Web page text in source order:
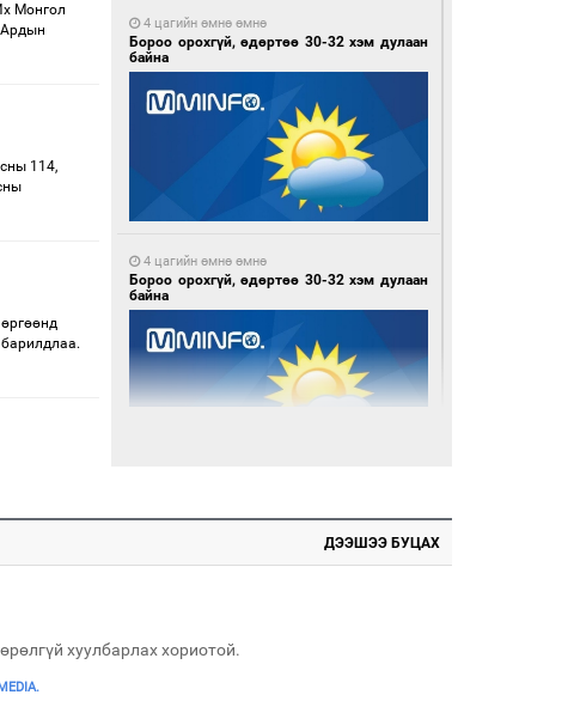
Монгол
Ардын
114,
4 цагийн өмнө өмнө
Бороо орохгүй, өдөртөө 30-32 хэм дулаан
байна
4 цагийн өмнө өмнө
Бороо орохгүй, өдөртөө 30-32 хэм дулаан
байна
Ноцтой зөрчил гаргасан автобусны
жолоочийг ажлаас нь чөлөөлжээ
ДЭЭШЭЭ БУЦАХ
хуулбарлах хориотой.